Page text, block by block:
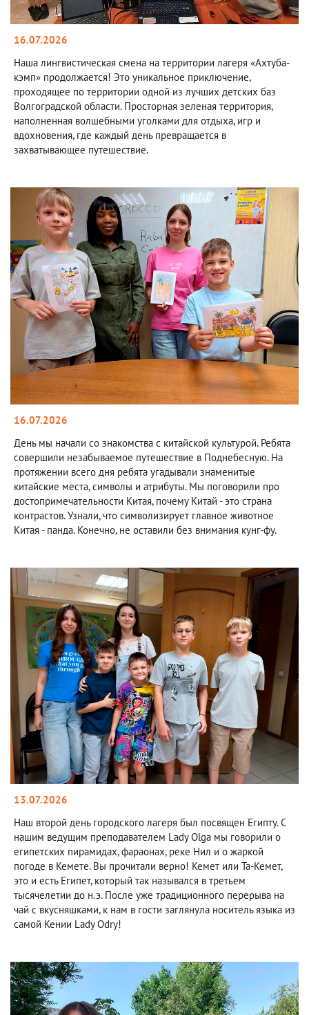
16.07.2026
Наша лингвистическая смена на территории лагеря «Ахтуба-
кэмп» продолжается! Это уникальное приключение,
проходящее по территории одной из лучших детских баз
Волгоградской области. Просторная зеленая территория,
наполненная волшебными уголками для отдыха, игр и
вдохновения, где каждый день превращается в
захватывающее путешествие.
16.07.2026
День мы начали со знакомства с китайской культурой. Ребята
совершили незабываемое путешествие в Поднебесную. На
протяжении всего дня ребята угадывали знаменитые
китайские места, символы и атрибуты. Мы поговорили про
достопримечательности Китая, почему Китай - это страна
контрастов. Узнали, что символизирует главное животное
Китая - панда. Конечно, не оставили без внимания кунг-фу.
13.07.2026
Наш второй день городского лагеря был посвящен Египту. С
нашим ведущим преподавателем Lady Olga мы говорили о
египетских пирамидах, фараонах, реке Нил и о жаркой
погоде в Кемете. Вы прочитали верно! Кемет или Та-Кемет,
это и есть Египет, который так назывался в третьем
тысячелетии до н.э. После уже традиционного перерыва на
чай с вкусняшками, к нам в гости заглянула носитель языка из
самой Кении Lady Odry!